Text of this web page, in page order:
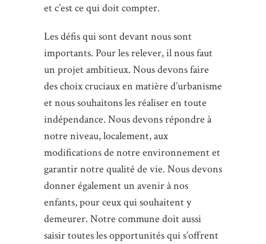
et c’est ce qui doit compter.
Les défis qui sont devant nous sont
importants. Pour les relever, il nous faut
un projet ambitieux. Nous devons faire
des choix cruciaux en matière d’urbanisme
et nous souhaitons les réaliser en toute
indépendance. Nous devons répondre à
notre niveau, localement, aux
modifications de notre environnement et
garantir notre qualité de vie. Nous devons
donner également un avenir à nos
enfants, pour ceux qui souhaitent y
demeurer. Notre commune doit aussi
saisir toutes les opportunités qui s’offrent